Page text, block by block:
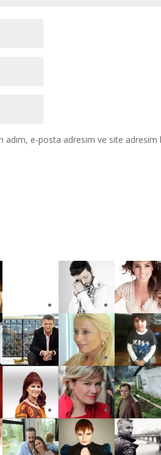
adım, e-posta adresim ve site adresim